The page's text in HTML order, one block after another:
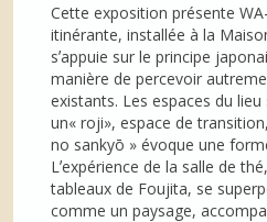
Cette exposition présente
itinérante, installée à la
sʼappuie sur le principe
manière de percevoir
existants. Les espaces du
un« roji», espace de
no sankyō » évoque une
Lʼexpérience de la salle de
tableaux de Foujita, se
comme un paysage,